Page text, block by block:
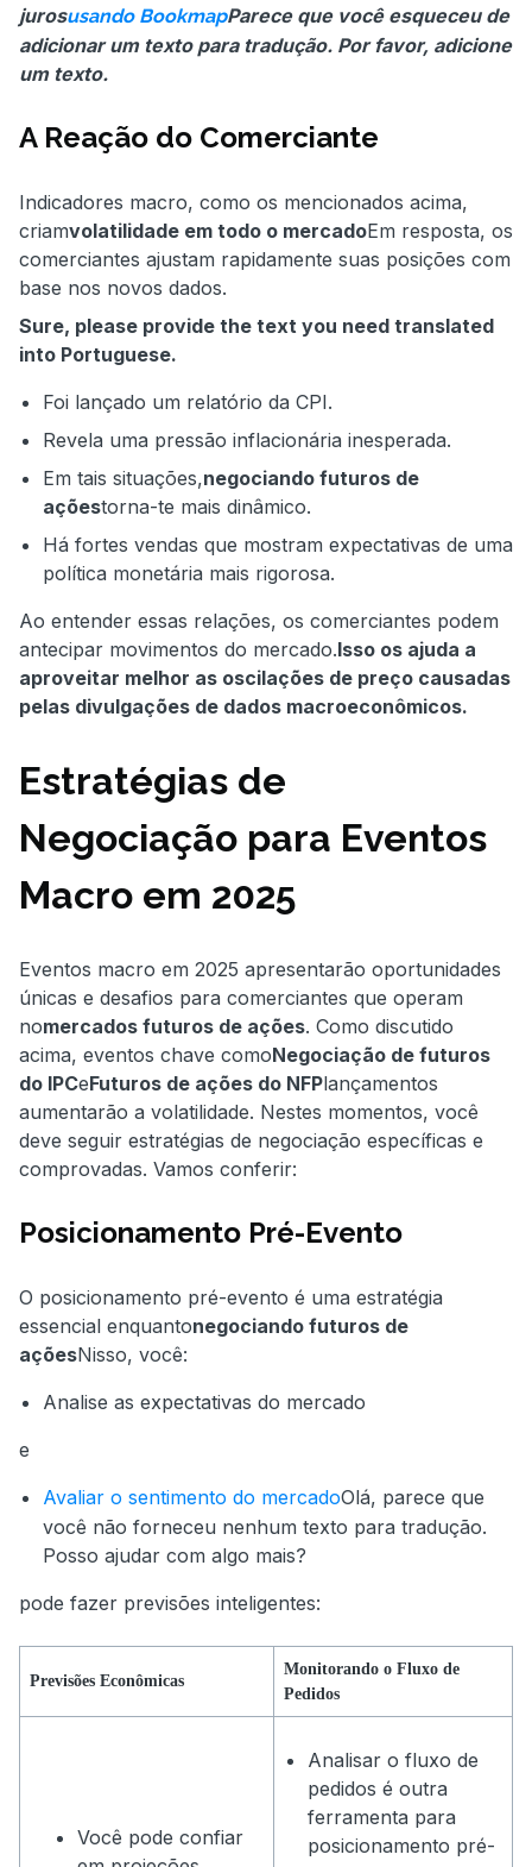
jurosusando BookmapParece que você esqueceu de
adicionar um texto para tradução. Por favor, adicione
um texto.
A Reação do Comerciante
Indicadores macro, como os mencionados acima,
criamvolatilidade em todo o mercadoEm resposta, os
comerciantes ajustam rapidamente suas posições com
base nos novos dados.
Sure, please provide the text you need translated
into Portuguese.
Foi lançado um relatório da CPI.
Revela uma pressão inflacionária inesperada.
Em tais situações,negociando futuros de
açõestorna-te mais dinâmico.
Há fortes vendas que mostram expectativas de uma
política monetária mais rigorosa.
Ao entender essas relações, os comerciantes podem
antecipar movimentos do mercado.Isso os ajuda a
aproveitar melhor as oscilações de preço causadas
pelas divulgações de dados macroeconômicos.
Estratégias de
Negociação para Eventos
Macro em 2025
Eventos macro em 2025 apresentarão oportunidades
únicas e desafios para comerciantes que operam
nomercados futuros de ações. Como discutido
acima, eventos chave comoNegociação de futuros
do IPCeFuturos de ações do NFPlançamentos
aumentarão a volatilidade. Nestes momentos, você
deve seguir estratégias de negociação específicas e
comprovadas. Vamos conferir:
Posicionamento Pré-Evento
O posicionamento pré-evento é uma estratégia
essencial enquantonegociando futuros de
açõesNisso, você:
Analise as expectativas do mercado
e
Avaliar o sentimento do mercadoOlá, parece que
você não forneceu nenhum texto para tradução.
Posso ajudar com algo mais?
pode fazer previsões inteligentes:
Previsões Econômicas
Monitorando o Fluxo de
Pedidos
Você pode confiar
Analisar o fluxo de
pedidos é outra
ferramenta para
posicionamento pré-